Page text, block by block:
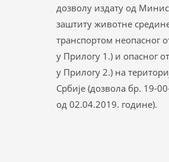
дозволу издату од
заштиту животне
транспортом неопасног
у Прилогу 1.) и опасног
у Прилогу 2.) на
Србије (дозвола бр. 19-
од 02.04.2019. године).